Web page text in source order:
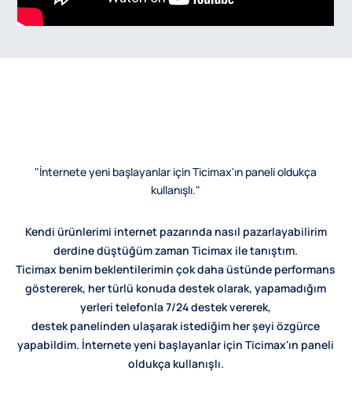
"İnternete yeni başlayanlar için Ticimax'ın paneli oldukça
kullanışlı."
Kendi ürünlerimi internet pazarında nasıl pazarlayabilirim
derdine düştüğüm zaman Ticimax ile tanıştım.
Ticimax benim beklentilerimin çok daha üstünde performans
göstererek, her türlü konuda destek olarak, yapamadığım
yerleri telefonla 7/24 destek vererek,
destek panelinden ulaşarak istediğim her şeyi özgürce
yapabildim. İnternete yeni başlayanlar için Ticimax'ın paneli
oldukça kullanışlı.